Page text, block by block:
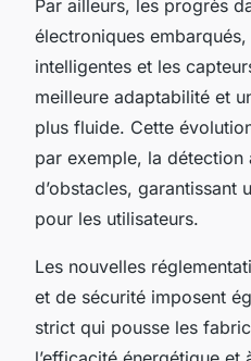
Par ailleurs, les progrès
électroniques
intelligentes et les
meilleure adaptabilité et
plus fluide. Cette
par exemple, la détection
d’obstacles, garantissant
pour les utilisateurs.
Les nouvelles
et de sécurité imposent
strict qui pousse les